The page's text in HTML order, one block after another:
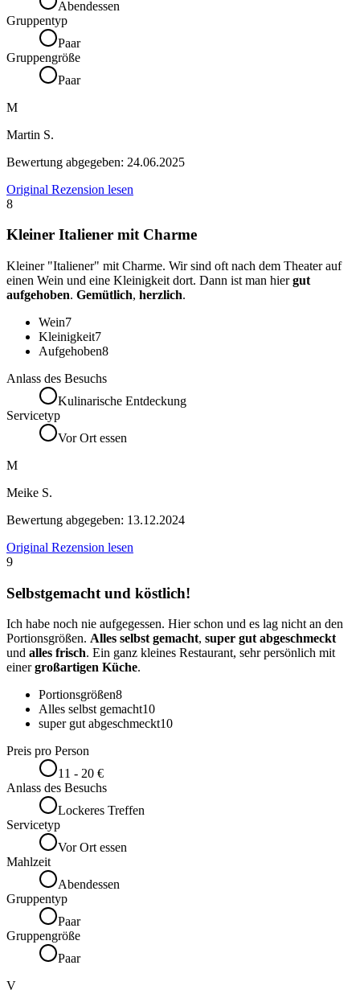
Abendessen
Gruppentyp
Paar
Gruppengröße
Paar
M
Martin S.
Bewertung abgegeben: 24.06.2025
Original Rezension lesen
8
Kleiner Italiener mit Charme
Kleiner "Italiener" mit Charme. Wir sind oft nach dem Theater auf
einen Wein und eine Kleinigkeit dort. Dann ist man hiergut
aufgehoben. Gemütlich, herzlich.
Wein7
Kleinigkeit7
Aufgehoben8
Anlass des Besuchs
Kulinarische Entdeckung
Servicetyp
Vor Ort essen
M
Meike S.
Bewertung abgegeben: 13.12.2024
Original Rezension lesen
9
Selbstgemacht und köstlich!
Ich habe noch nie aufgegessen. Hier schon und es lag nicht an den
Portionsgrößen. Alles selbst gemacht, super gut abgeschmeckt
und alles frisch. Ein ganz kleines Restaurant, sehr persönlich mit
einergroßartigen Küche.
Portionsgrößen8
Alles selbst gemacht10
super gut abgeschmeckt10
Preis pro Person
11 - 20 €
Anlass des Besuchs
Lockeres Treffen
Servicetyp
Vor Ort essen
Mahlzeit
Abendessen
Gruppentyp
Paar
Gruppengröße
Paar
V